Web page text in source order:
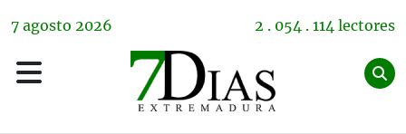
7 agosto 2026 2 . 054 . 114 lectores